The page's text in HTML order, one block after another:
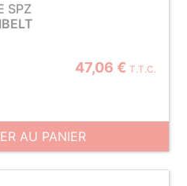
SPZ
47,06 € T.T.C.
AU PANIER